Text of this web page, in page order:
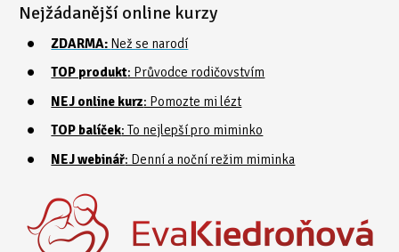
Nejžádanější online kurzy
ZDARMA: Než se narodí
TOP produkt: Průvodce rodičovstvím
NEJ online kurz: Pomozte mi lézt
TOP balíček: To nejlepší pro miminko
NEJ webinář: Denní a noční režim miminka